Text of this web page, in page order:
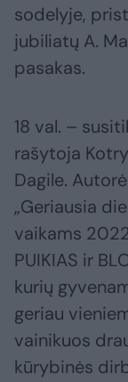
sodelyje,
jubiliatų A.
pasakas.
18 val. –
rašytoja
Dagile.
„Geriausia
vaikams
PUIKIAS ir
kurių
geriau
vainikuos
kūrybinės